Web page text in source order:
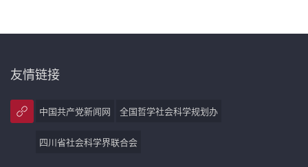
友情链接
中国共产党新闻网 全国哲学社会科学规划办
四川省社会科学界联合会